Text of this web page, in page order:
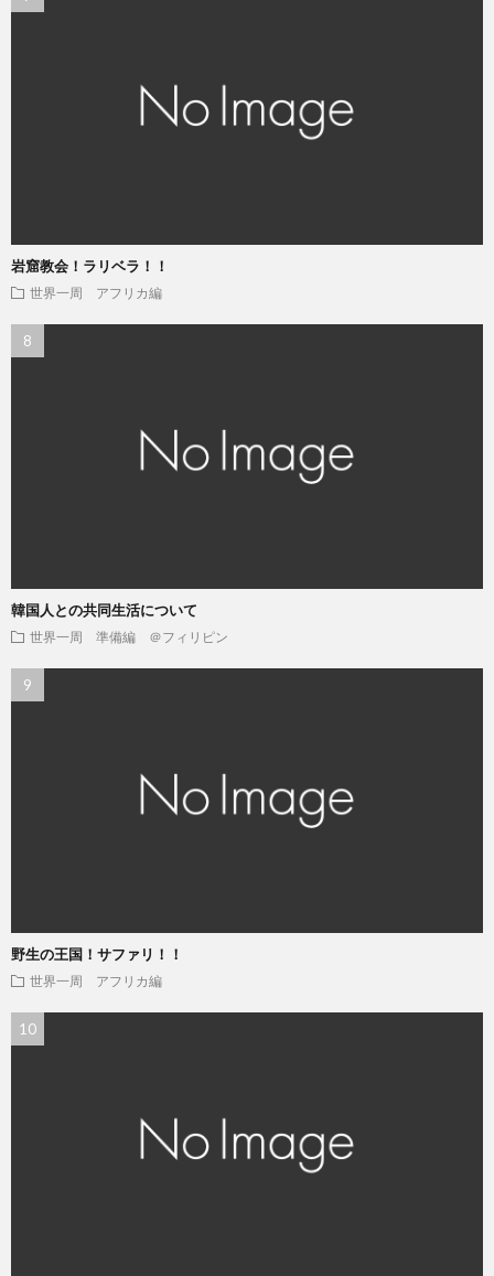
岩窟教会！ラリベラ！！
世界一周 アフリカ編
韓国人との共同生活について
世界一周 準備編 ＠フィリピン
野生の王国！サファリ！！
世界一周 アフリカ編